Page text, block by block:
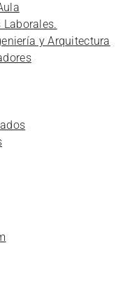
Laborales.
y Arquitectura